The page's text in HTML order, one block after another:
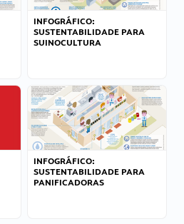
INFOGRÁFICO:
SUSTENTABILIDADE PARA
SUINOCULTURA
INFOGRÁFICO:
SUSTENTABILIDADE PARA
PANIFICADORAS